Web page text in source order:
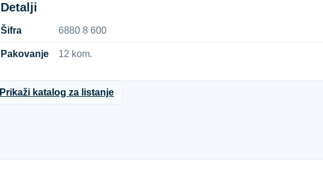
Detalji
Šifra 6​8​8​0​ ​8​ ​6​0​0​
Pakovanje 12 kom.
Prikaži katalog za listanje